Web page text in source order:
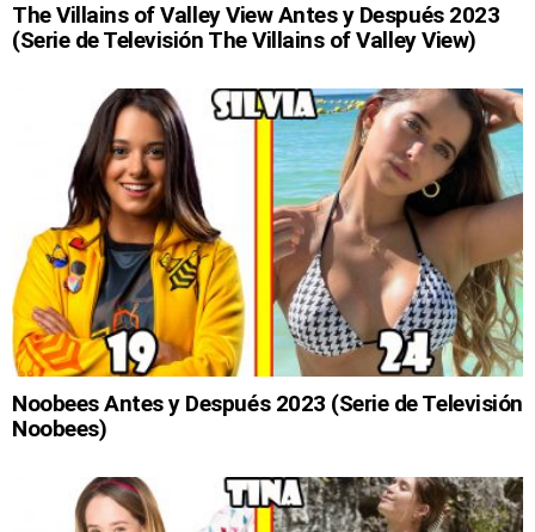
The Villains of Valley View Antes y Después 2023
(Serie de Televisión The Villains of Valley View)
Noobees Antes y Después 2023 (Serie de Televisión
Noobees)